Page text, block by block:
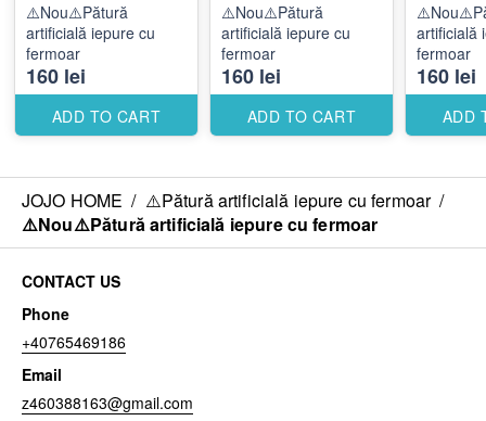
⚠️Nou⚠️️Pătură
artificială iepure cu
fermoar
160 lei
ADD TO CART
⚠️Nou⚠️️Pătură
artificială iepure cu
fermoar
160 lei
ADD TO CART
artificială
fermoar
160 lei
ADD
JOJO HOME / ⚠️️Pătură artificială iepure cu fermoar /
⚠️Nou⚠️️Pătură artificială iepure cu fermoar
CONTACT US
Phone
+40765469186
Email
z460388163@gmail.com